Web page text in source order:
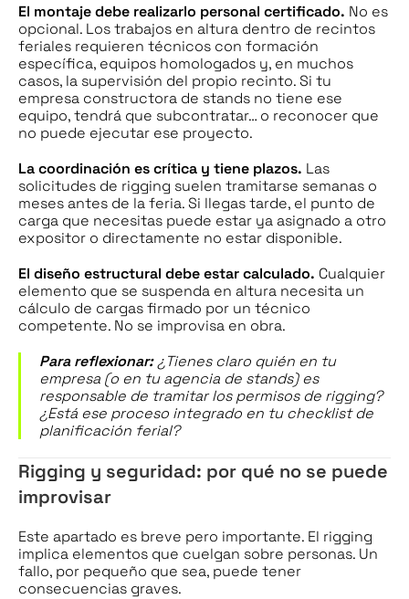
El montaje debe realizarlo personal certificado. No es
opcional. Los trabajos en altura dentro de recintos
feriales requieren técnicos con formación
específica, equipos homologados y, en muchos
casos, la supervisión del propio recinto. Si tu
empresa constructora de stands no tiene ese
equipo, tendrá que subcontratar… o reconocer que
no puede ejecutar ese proyecto.
La coordinación es crítica y tiene plazos. Las
solicitudes de rigging suelen tramitarse semanas o
meses antes de la feria. Si llegas tarde, el punto de
carga que necesitas puede estar ya asignado a otro
expositor o directamente no estar disponible.
El diseño estructural debe estar calculado. Cualquier
elemento que se suspenda en altura necesita un
cálculo de cargas firmado por un técnico
competente. No se improvisa en obra.
Para reflexionar:¿Tienes claro quién en tu
empresa (o en tu agencia de stands) es
responsable de tramitar los permisos de rigging?
¿Está ese proceso integrado en tu checklist de
planificación ferial?
Rigging y seguridad: por qué no se puede
improvisar
Este apartado es breve pero importante. El rigging
implica elementos que cuelgan sobre personas. Un
fallo, por pequeño que sea, puede tener
consecuencias graves.